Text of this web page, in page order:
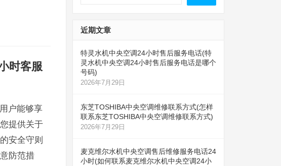
时客服
户能够享
提供关于
安全守则
防范措
近期文章
特灵水机中央空调24小时售后服务电话(特
灵水机中央空调24小时售后服务电话是哪个
号码)
2026年7月29日
东芝TOSHIBA中央空调维修联系方式(怎样
联系东芝TOSHIBA中央空调维修联系方式)
2026年7月29日
麦克维尔水机中央空调售后维修服务电话24
小时(如何联系麦克维尔水机中央空调24小